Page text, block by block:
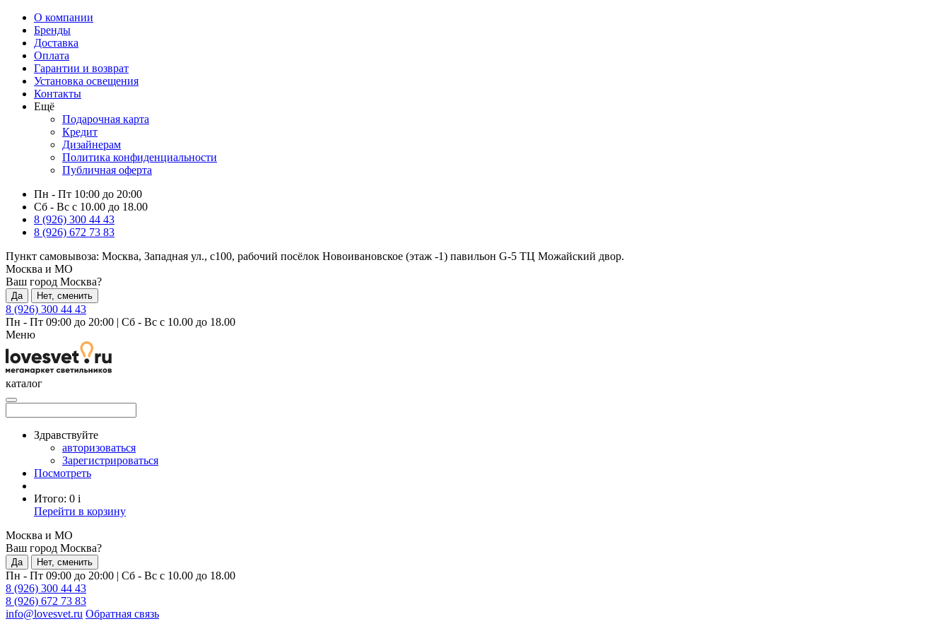
О компании
Бренды
Доставка
Оплата
Гарантии и возврат
Установка освещения
Контакты
Ещё
Подарочная карта
Кредит
Дизайнерам
Политика конфиденциальности
Публичная оферта
Пн - Пт 10:00 до 20:00
Сб - Вс с 10.00 до 18.00
8 (926) 300 44 43
8 (926) 672 73 83
Пункт самовывоза: Москва, Западная ул., с100, рабочий посёлок Новоивановское (этаж -1) павильон G-5 ТЦ Можайский двор.
Москва и МО
Ваш город Москва?
Да Нет, сменить
8 (926) 300 44 43
Пн - Пт 09:00 до 20:00 | Сб - Вс с 10.00 до 18.00
Меню
каталог
Здравствуйте
авторизоваться
Зарегистрироваться
Посмотреть
Итого: 0 i
Перейти в корзину
Москва и МО
Ваш город Москва?
Да Нет, сменить
Пн - Пт 09:00 до 20:00 | Сб - Вс с 10.00 до 18.00
8 (926) 300 44 43
8 (926) 672 73 83
info@lovesvet.ru Обратная связь